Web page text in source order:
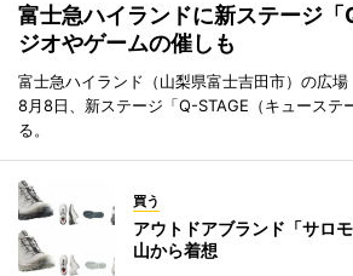
富士急ハイランドに新ステージ
ジオやゲームの催しも
富士急ハイランド（山梨県富士吉田市）の広
8月8日、新ステージ「Q-STAGE（キューステ
る。
買う
アウトドアブランド「サロ
山から着想